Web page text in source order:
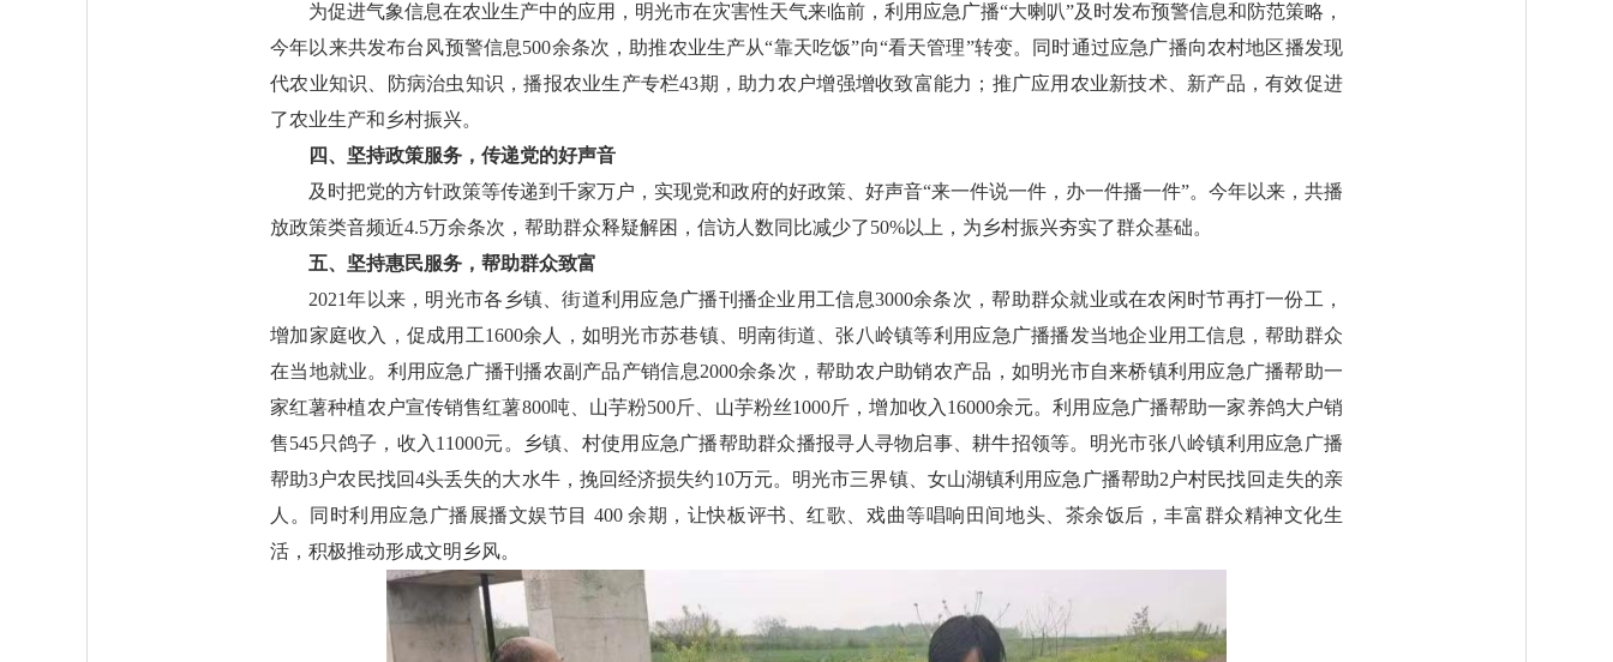
为促进气象信息在农业生产中的应用，明光市在灾害性天气来临前，利用应急广播“大喇叭”及时发布预警信息和防范策略，
今年以来共发布台风预警信息500余条次，助推农业生产从“靠天吃饭”向“看天管理”转变。同时通过应急广播向农村地区播发现
代农业知识、防病治虫知识，播报农业生产专栏43期，助力农户增强增收致富能力；推广应用农业新技术、新产品，有效促进
了农业生产和乡村振兴。
四、坚持政策服务，传递党的好声音
及时把党的方针政策等传递到千家万户，实现党和政府的好政策、好声音“来一件说一件，办一件播一件”。今年以来，共播
放政策类音频近4.5万余条次，帮助群众释疑解困，信访人数同比减少了50%以上，为乡村振兴夯实了群众基础。
五、坚持惠民服务，帮助群众致富
2021年以来，明光市各乡镇、街道利用应急广播刊播企业用工信息3000余条次，帮助群众就业或在农闲时节再打一份工，
增加家庭收入，促成用工1600余人，如明光市苏巷镇、明南街道、张八岭镇等利用应急广播播发当地企业用工信息，帮助群众
在当地就业。利用应急广播刊播农副产品产销信息2000余条次，帮助农户助销农产品，如明光市自来桥镇利用应急广播帮助一
家红薯种植农户宣传销售红薯800吨、山芋粉500斤、山芋粉丝1000斤，增加收入16000余元。利用应急广播帮助一家养鸽大户销
售545只鸽子，收入11000元。乡镇、村使用应急广播帮助群众播报寻人寻物启事、耕牛招领等。明光市张八岭镇利用应急广播
帮助3户农民找回4头丢失的大水牛，挽回经济损失约10万元。明光市三界镇、女山湖镇利用应急广播帮助2户村民找回走失的亲
人。同时利用应急广播展播文娱节目 400 余期，让快板评书、红歌、戏曲等唱响田间地头、茶余饭后，丰富群众精神文化生
活，积极推动形成文明乡风。